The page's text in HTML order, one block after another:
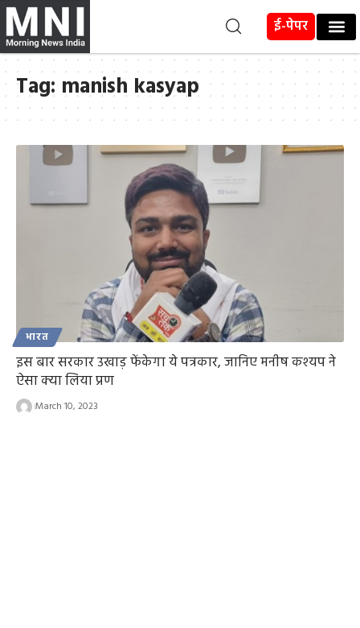
ई-पेपर
Tag: manish kasyap
भारत
इस बार सरकार उखाड़ फेंकेगा ये पत्रकार, जानिए मनीष कश्यप ने
ऐसा क्या लिया प्रण
March 10, 2023